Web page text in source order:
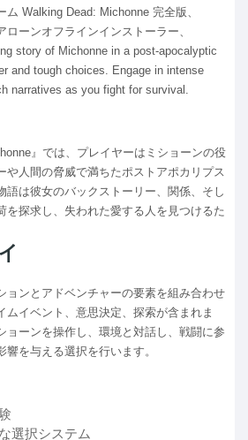
Walking Dead: Michonne 完全版、
ーンオフラインインストーラー、
story of Michonne in a post-apocalyptic
and tough choices. Engage in intense
narratives as you fight for survival.
』では、プレイヤーはミショーンの役
や人間の脅威で満ちたポストアポカリプス
語は彼女のバックストーリー、関係、そし
を探求し、失われた愛する人を見つけるた
ョンとアドベンチャーの要素を組み合わせ
イベント、意思決定、探索が含まれま
ョーンを操作し、環境と対話し、戦闘に参
を与える選択を行います。
選択システム